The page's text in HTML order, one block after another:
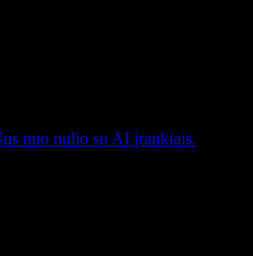
nuo nulio su AI įrankiais.